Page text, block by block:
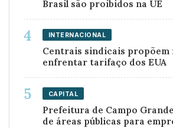
Brasil são proibidos na UE
INTERNACIONAL
Centrais sindicais propõem
enfrentar tarifaço dos EUA
CAPITAL
Prefeitura de Campo
de áreas públicas para